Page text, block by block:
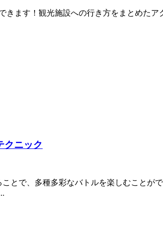
きます！観光施設への行き方をまとめた
クニック
とで、多種多彩なバトルを楽しむことが